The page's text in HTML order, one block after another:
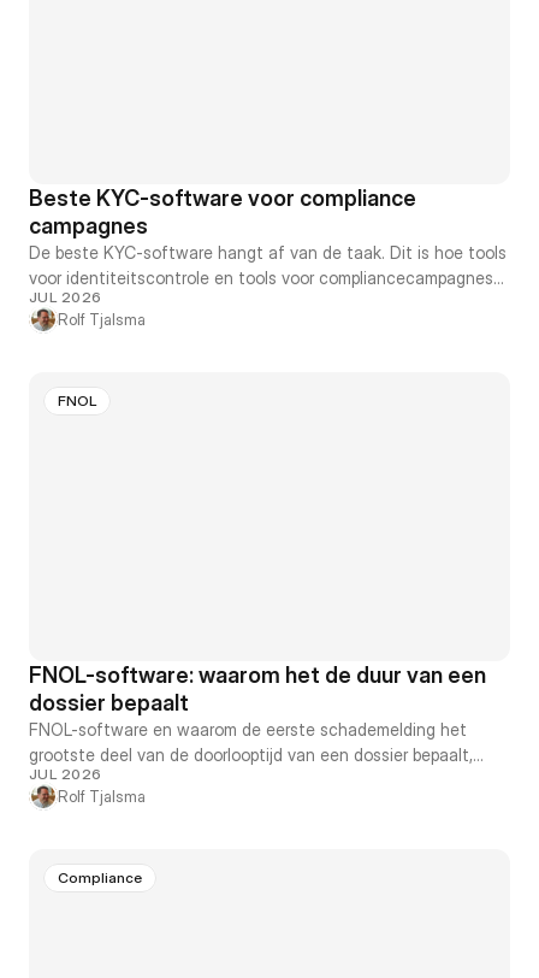
Beste KYC-software voor compliance
campagnes
De beste KYC-software hangt af van de taak. Dit is hoe tools
voor identiteitscontrole en tools voor compliancecampagnes
echt van elkaar verschillen, en welke welk probleem oplost.
JUL 2026
Rolf Tjalsma
FNOL
FNOL-software: waarom het de duur van een
dossier bepaalt
FNOL-software en waarom de eerste schademelding het
grootste deel van de doorlooptijd van een dossier bepaalt,
voordat iemand ook maar is begonnen met beoordelen.
JUL 2026
Rolf Tjalsma
Compliance